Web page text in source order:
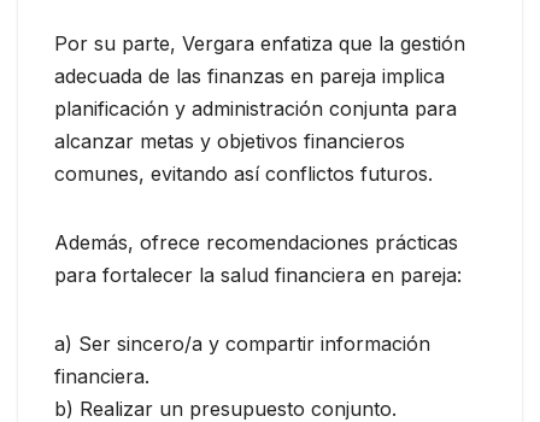
Por su parte, Vergara enfatiza que la gestión
adecuada de las finanzas en pareja implica
planificación y administración conjunta para
alcanzar metas y objetivos financieros
comunes, evitando así conflictos futuros.
Además, ofrece recomendaciones prácticas
para fortalecer la salud financiera en pareja:
a) Ser sincero/a y compartir información
financiera.
b) Realizar un presupuesto conjunto.